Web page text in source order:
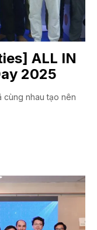
ALL IN
2025
cùng nhau tạo nên